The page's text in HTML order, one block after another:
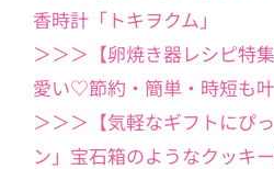
香時計「トキヲクム」
＞＞＞【卵焼き器レシピ特
愛い♡節約・簡単・時短も叶
＞＞＞【気軽なギフトにぴ
ン」宝石箱のようなクッキ